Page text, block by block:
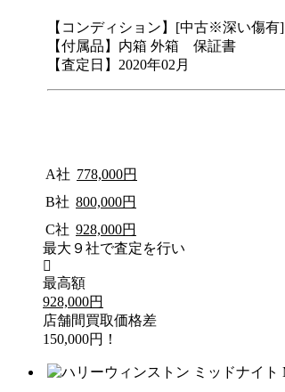
【コンディション】[中古※深い傷有]
【付属品】内箱 外箱 保証書
【査定日】2020年02月
A社 778,000円
B社 800,000円
C社 928,000円
最大９社で査定を行い
最高額
928,000円
店舗間買取価格差
150,000円！